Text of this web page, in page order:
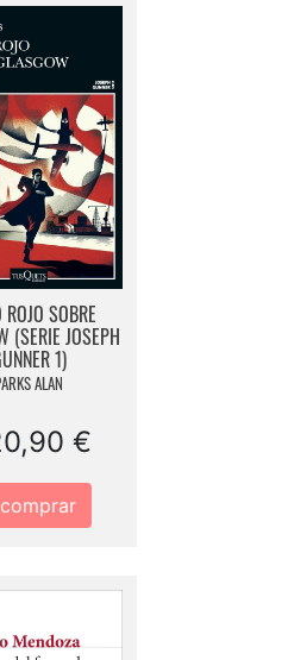
ROJO SOBRE
(SERIE JOSEPH
1)
ALAN
€
comprar